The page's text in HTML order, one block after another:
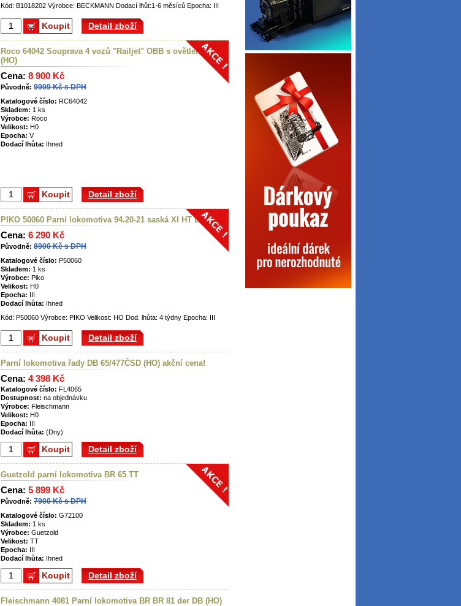
Kód: B1018202 Výrobce: BECKMANN Dodací lhůt:1-6 měsíců Epocha: III
Koupit Detail zboží
Roco 64042 Souprava 4 vozů "Railjet" OBB s ovětlením!
(HO)
Cena: 8 900 Kč
Původně: 9999 Kč s DPH
Katalogové číslo: RC64042
Skladem: 1 ks
Výrobce: Roco
Velikost: H0
Epocha: V
Dodací lhůta: Ihned
Koupit Detail zboží
PIKO 50060 Parní lokomotiva 94.20-21 saská XI HT DR (HO)
Cena: 6 290 Kč
Původně: 8900 Kč s DPH
Katalogové číslo: P50060
Skladem: 1 ks
Výrobce: Piko
Velikost: H0
Epocha:
Dodací lhůta: Ihned
Kód: P50060 Výrobce: PIKO Velikost: HO Dod. lhůta: 4 týdny Epocha: III
Koupit Detail zboží
Parní lokomotiva řady DB 65/477ČSD (HO) akční cena!
Cena: 4 398 Kč
Katalogové číslo: FL4065
Dostupnost: na objednávku
Výrobce: Fleischmann
Velikost: H0
Epocha: III
Dodací lhůta: (Dny)
Koupit Detail zboží
Guetzold parní lokomotiva BR 65 TT
Cena: 5 899 Kč
Původně: 7900 Kč s DPH
Katalogové číslo: G72100
Skladem: 1 ks
Výrobce: Guetzold
Velikost: TT
Epocha: III
Dodací lhůta: Ihned
Koupit Detail zboží
Fleischmann 4081 Parní lokomotiva BR BR 81 der DB (HO)